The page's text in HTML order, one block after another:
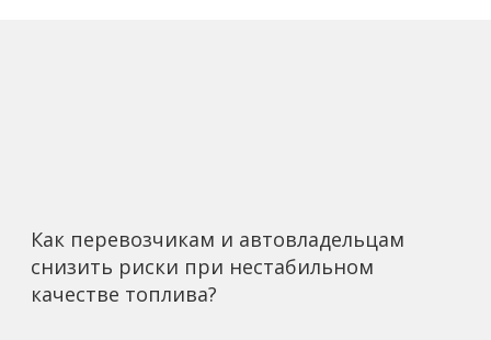
Как перевозчикам и автовладельцам
снизить риски при нестабильном
качестве топлива?